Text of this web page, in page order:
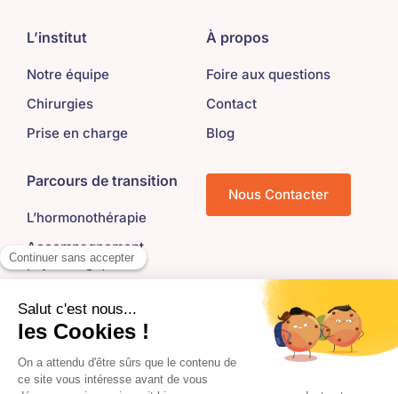
L’institut
Notre équipe
Chirurgies
Prise en charge
À propos
Foire aux questions
Contact
Blog
Parcours de transition
L’hormonothérapie
Accompagnement
psychologique
Kinésithérapie
Tatouage réparateur
Nous Contacter